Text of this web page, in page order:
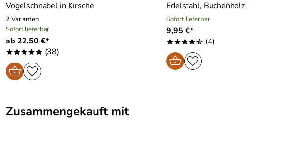
Vogelschnabel in Kirsche
2 Varianten
Sofort lieferbar
ab 22,50 €*
***** (38)
Edelstahl, Buchenholz
Sofort lieferbar
9,95 €*
****/ (4)
Zusammengekauft mit